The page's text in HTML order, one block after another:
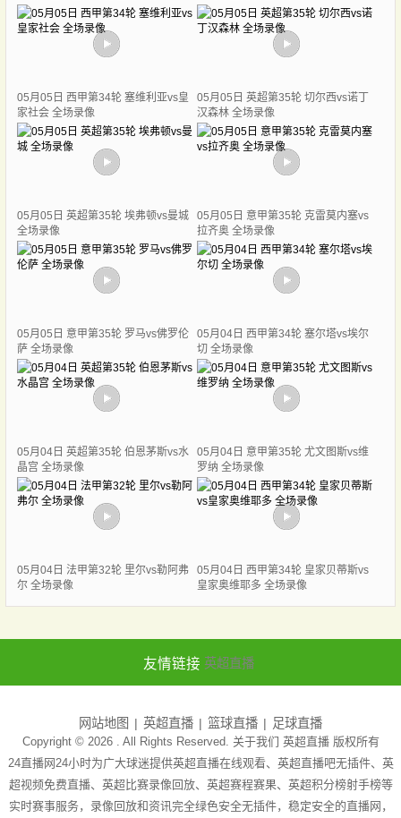
05月05日 西甲第34轮 塞维利亚vs皇
家社会 全场录像
05月05日 英超第35轮 切尔西vs诺丁
汉森林 全场录像
05月05日 英超第35轮 埃弗顿vs曼城
全场录像
05月05日 意甲第35轮 克雷莫内塞vs
拉齐奥 全场录像
05月05日 意甲第35轮 罗马vs佛罗伦
萨 全场录像
05月04日 西甲第34轮 塞尔塔vs埃尔
切 全场录像
05月04日 英超第35轮 伯恩茅斯vs水
晶宫 全场录像
05月04日 意甲第35轮 尤文图斯vs维
罗纳 全场录像
05月04日 法甲第32轮 里尔vs勒阿弗
尔 全场录像
05月04日 西甲第34轮 皇家贝蒂斯vs
皇家奥维耶多 全场录像
友情链接 英超直播
网站地图 英超直播 篮球直播 足球直播
Copyright © 2026 . All Rights Reserved. 关于我们 英超直播版权所有
24直播网24小时为广大球迷提供英超直播在线观看、英超直播吧无插件、英
超视频免费直播、英超比赛录像回放、英超赛程赛果、英超积分榜射手榜等
实时赛事服务，录像回放和资讯完全绿色安全无插件，稳定安全的直播网，